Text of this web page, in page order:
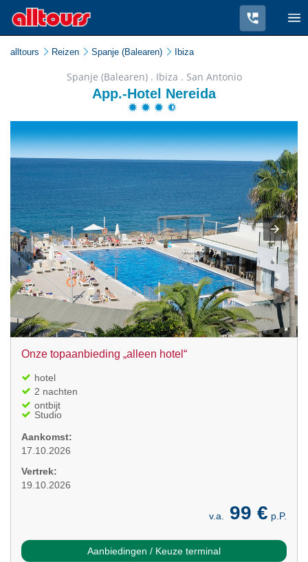
alltours Reizen Spanje (Balearen) Ibiza
Spanje (Balearen) . Ibiza . San Antonio
App.-Hotel Nereida
Onze topaanbieding „alleen hotel“
hotel
2 nachten
ontbijt
Studio
Aankomst:
17.10.2026
Vertrek:
19.10.2026
v.a. 99 € p.P.
Aanbiedingen / Keuze terminal